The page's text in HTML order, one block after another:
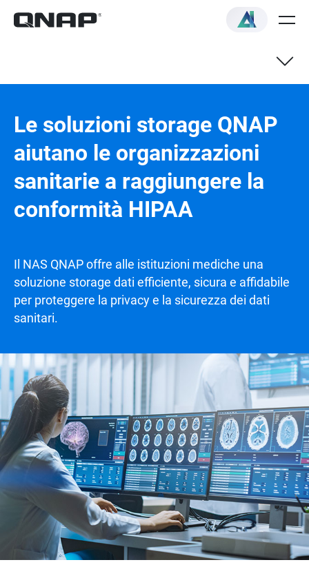
Le soluzioni storage QNAP
aiutano le organizzazioni
sanitarie a raggiungere la
conformità HIPAA
Il NAS QNAP offre alle istituzioni mediche una
soluzione storage dati efficiente, sicura e affidabile
per proteggere la privacy e la sicurezza dei dati
sanitari.